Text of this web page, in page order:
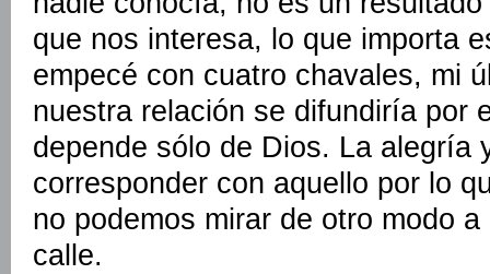
que nos interesa, lo que importa
empecé con cuatro chavales, mi
nuestra relación se difundiría por
depende sólo de Dios. La alegría
corresponder con aquello por lo
no podemos mirar de otro modo
calle.